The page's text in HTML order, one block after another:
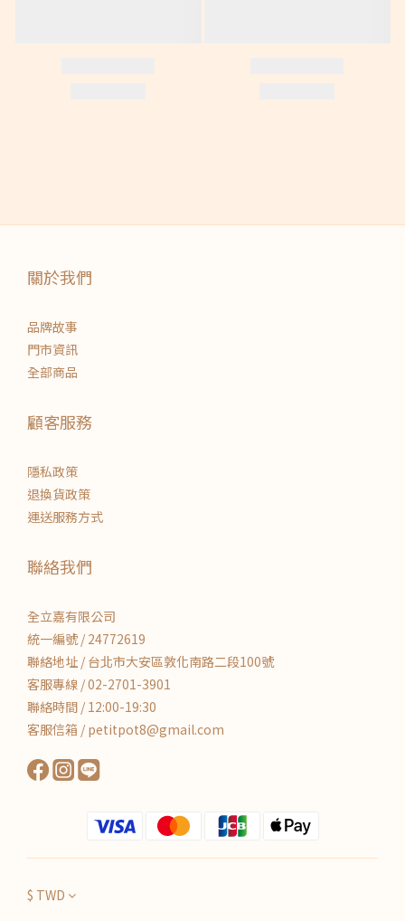
關於我們
品牌故事
門市資訊
全部商品
顧客服務
隱私政策
退換貨政策
運送服務方式
聯絡我們
全立嘉有限公司
統一編號 / 24772619
聯絡地址 / 台北市大安區敦化南路二段100號
客服專線 / 02-2701-3901
聯絡時間 / 12:00-19:30
客服信箱 / petitpot8@gmail.com
$ TWD